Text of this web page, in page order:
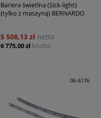
Bariera świetlna (Sick-light)
(tylko z maszyną) BERNARDO
6 775,00 zł brutto
5 508,13 zł netto
06-6176